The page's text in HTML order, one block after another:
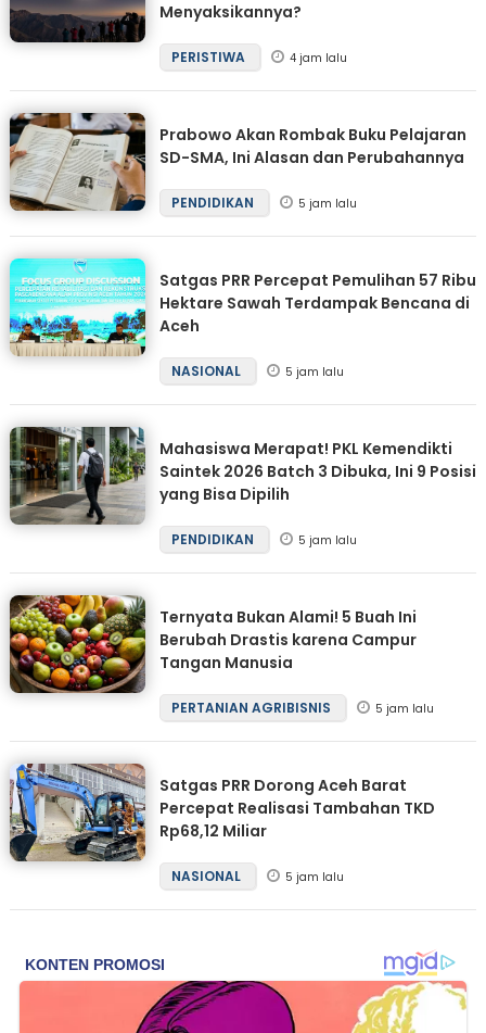
Menyaksikannya?
PERISTIWA 4 jam lalu
Prabowo Akan Rombak Buku Pelajaran
SD-SMA, Ini Alasan dan Perubahannya
PENDIDIKAN 5 jam lalu
Satgas PRR Percepat Pemulihan 57 Ribu
Hektare Sawah Terdampak Bencana di
Aceh
NASIONAL 5 jam lalu
Mahasiswa Merapat! PKL Kemendikti
Saintek 2026 Batch 3 Dibuka, Ini 9 Posisi
yang Bisa Dipilih
PENDIDIKAN 5 jam lalu
Ternyata Bukan Alami! 5 Buah Ini
Berubah Drastis karena Campur
Tangan Manusia
PERTANIAN AGRIBISNIS 5 jam lalu
Satgas PRR Dorong Aceh Barat
Percepat Realisasi Tambahan TKD
Rp68,12 Miliar
NASIONAL 5 jam lalu